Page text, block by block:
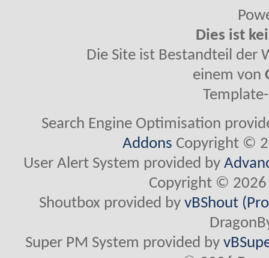
Dies ist
Die Site ist Bestandteil der
einem von
Search Engine Optimisation
Addons Copyright ©
User Alert System provided by
Copyright © 2026
Shoutbox provided byvBShout
Super PM System provided by